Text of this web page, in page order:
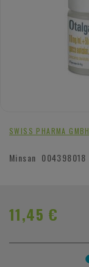
SWISS PHARMA GMBH
Minsan 004398018
11,45 €